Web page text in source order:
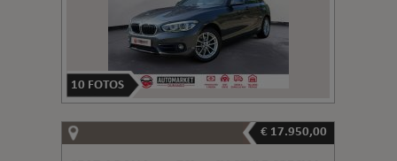
10 FOTOS
€ 17.950,00